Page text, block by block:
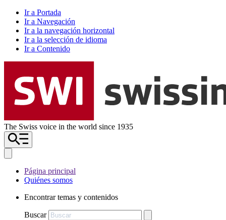
Ir a Portada
Ir a Navegación
Ir a la navegación horizontal
Ir a la selección de idioma
Ir a Contenido
The Swiss voice in the world since 1935
Página principal
Quiénes somos
Encontrar temas y contenidos
Buscar